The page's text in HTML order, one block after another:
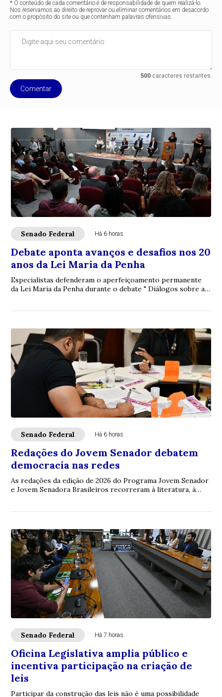
* O conteúdo de cada comentário é de responsabilidade de quem realizá-lo.
Nos reservamos ao direito de reprovar ou eliminar comentários em desacordo
com o propósito do site ou que contenham palavras ofensivas.
500caracteres restantes.
Comentar
Senado Federal Há 6 horas
Debate aponta avanços e desafios nos 20
anos da Lei Maria da Penha
Especialistas defenderam o aperfeiçoamento permanente
da Lei Maria da Penha durante o debate " Diálogos sobre a
Senado Federal Há 6 horas
Redações do Jovem Senador debatem
democracia nas redes
As redações da edição de 2026 do Programa Jovem Senador
e Jovem Senadora Brasileiros recorreram à literatura, à
Senado Federal Há 7 horas
Oficina Legislativa amplia público e
incentiva participação na criação de
leis
Participar da construção das leis não é uma possibilidade